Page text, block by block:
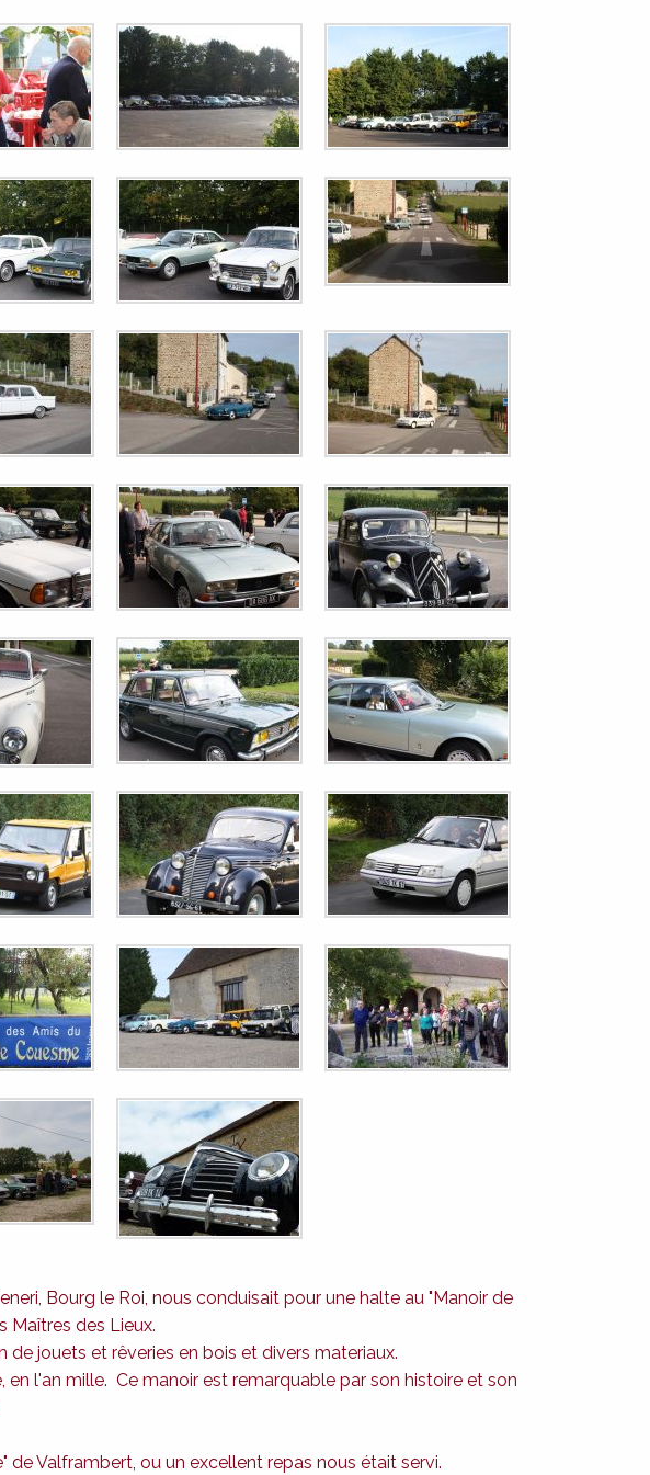
Bourg le Roi, nous conduisait pour une halte au "Manoir de
Maîtres des Lieux.
jouets et rêveries en bois et divers materiaux.
l'an mille. Ce manoir est remarquable par son histoire et son
Valframbert, ou un excellent repas nous était servi.